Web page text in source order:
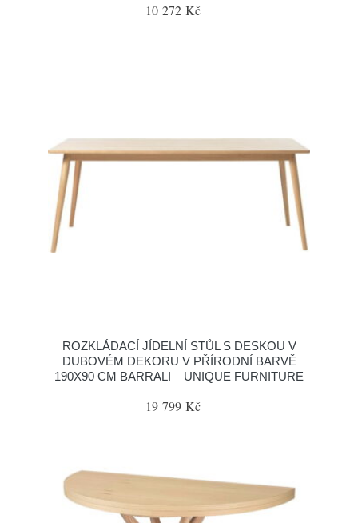
10 272 Kč
ROZKLÁDACÍ JÍDELNÍ STŮL S DESKOU V
DUBOVÉM DEKORU V PŘÍRODNÍ BARVĚ
190X90 CM BARRALI – UNIQUE FURNITURE
19 799 Kč